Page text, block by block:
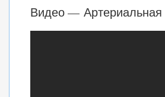
Видео — Артериальная